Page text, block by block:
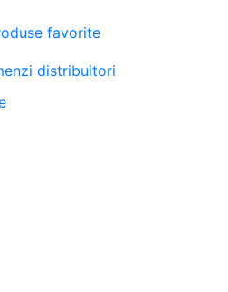
favorite
distribuitori